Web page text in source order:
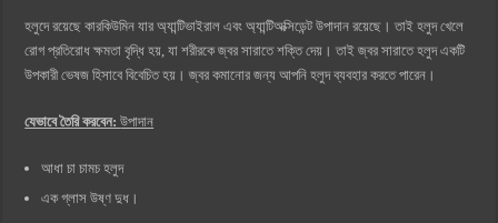
হলুদে রয়েছে কারকিউমিন যার অ্যান্টিভাইরাল এবং অ্যান্টিঅক্সিডেন্ট উপাদান রয়েছে। তাই হলুদ খেলে
রোগ প্রতিরোধ ক্ষমতা বৃদ্ধি হয়, যা শরীরকে জ্বর সারাতে শক্তি দেয়। তাই জ্বর সারাতে হলুদ একটি
উপকারী ভেষজ হিসাবে বিবেচিত হয়। জ্বর কমানোর জন্য আপনি হলুদ ব্যবহার করতে পারেন।
যেভাবে তৈরি করবেন:উপাদান
আধা চা চামচ হলুদ
এক গ্লাস উষ্ণ দুধ।